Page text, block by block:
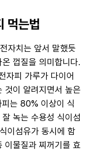
먹는법
자치는 앞서 말했듯
껍질을 의미합니다.
자피 가루가 다이어
것이 알려지면서 높은
는 80% 이상이 식
녹는 수용성 식이섬
이섬유가 동시에 함
이물질과 찌꺼기를 효